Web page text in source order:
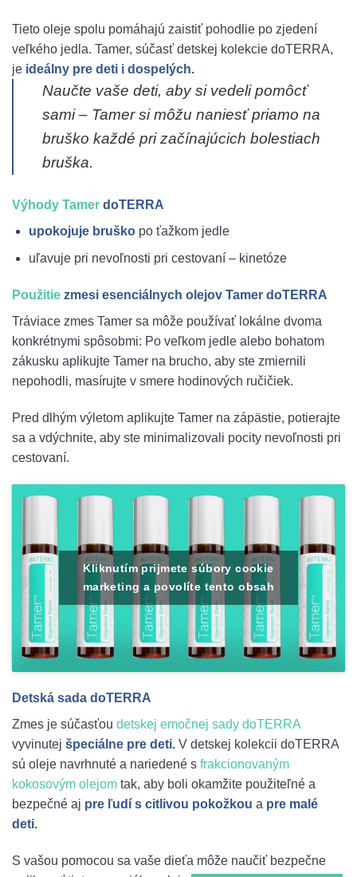
Tieto oleje spolu pomáhajú zaistiť pohodlie po zjedení
veľkého jedla. Tamer, súčasť detskej kolekcie doTERRA,
je ideálny pre deti i dospelých.
Naučte vaše deti, aby si vedeli pomôcť
sami – Tamer si môžu naniesť priamo na
bruško každé pri začínajúcich bolestiach
bruška.
Výhody Tamer doTERRA
upokojuje bruško po ťažkom jedle
uľavuje pri nevoľnosti pri cestovaní – kinetóze
Použitie zmesi esenciálnych olejov Tamer doTERRA
Tráviace zmes Tamer sa môže používať lokálne dvoma
konkrétnymi spôsobmi: Po veľkom jedle alebo bohatom
zákusku aplikujte Tamer na brucho, aby ste zmiernili
nepohodli, masírujte v smere hodinových ručičiek.
Pred dlhým výletom aplikujte Tamer na zápästie, potierajte
sa a vdýchnite, aby ste minimalizovali pocity nevoľnosti pri
cestovaní.
Kliknutím prijmete súbory cookie
marketing a povolíte tento obsah
Detská sada doTERRA
Zmes je súčasťou detskej emočnej sady doTERRA
vyvinutej špeciálne pre deti. V detskej kolekcii doTERRA
sú oleje navrhnuté a nariedené s frakcionovaným
kokosovým olejom tak, aby boli okamžite použiteľné a
bezpečné aj pre ľudí s citlivou pokožkou a pre malé
deti.
S vašou pomocou sa vaše dieťa môže naučiť bezpečne